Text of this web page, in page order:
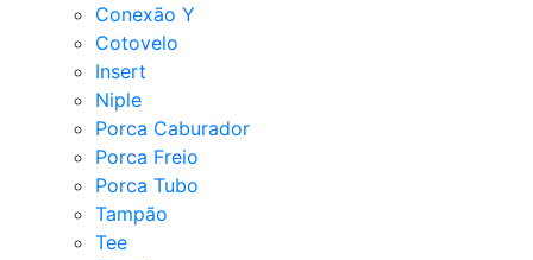
Conexão Y
Cotovelo
Insert
Niple
Porca Caburador
Porca Freio
Porca Tubo
Tampão
Tee